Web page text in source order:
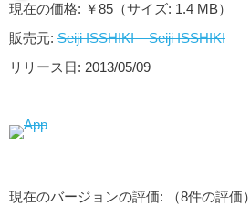
現在の価格: ￥85（サイズ: 1.4 MB）
販売元: Seiji ISSHIKI – Seiji ISSHIKI
リリース日: 2013/05/09
現在のバージョンの評価:
（8件の評価）